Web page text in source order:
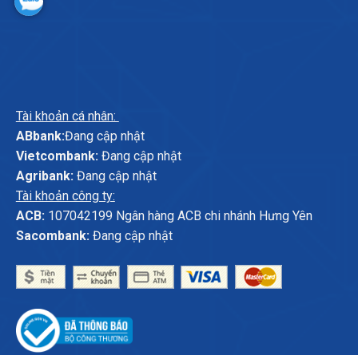
Tài khoản cá nhân:
ABbank:Đang cập nhật
Vietcombank:Đang cập nhật
Agribank:Đang cập nhật
Tài khoản công ty:
ACB:107042199 Ngân hàng ACB chi nhánh Hưng Yên
Sacombank:Đang cập nhật